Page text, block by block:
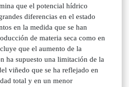
que el potencial hídrico
diferencias en el estado
en la medida que se han
de materia seca como en
que el aumento de la
ha supuesto una limitación de la
viñedo que se ha reflejado en
total y en un menor